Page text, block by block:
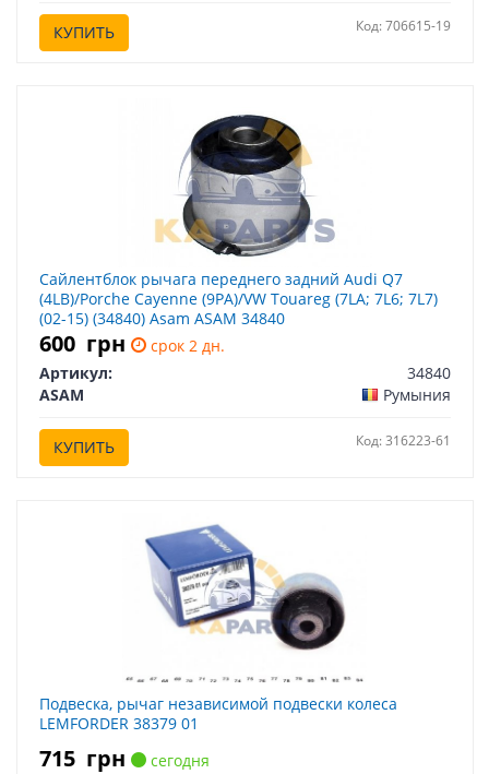
КУПИТЬ Код: 706615-19
Сайлентблок рычага переднего задний Audi Q7
(4LB)/Porche Cayenne (9PA)/VW Touareg (7LA; 7L6; 7L7)
(02-15) (34840) Asam ASAM 34840
600 грн
срок 2 дн.
Артикул:
34840
ASAM
Румыния
КУПИТЬ Код: 316223-61
Подвеска, рычаг независимой подвески колеса
LEMFORDER 38379 01
715 грн
сегодня